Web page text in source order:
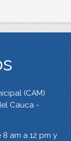
(CAM)
Cauca -
am a 12 pm y